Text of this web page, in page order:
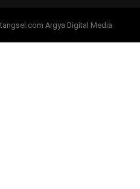
Argya Digital Media